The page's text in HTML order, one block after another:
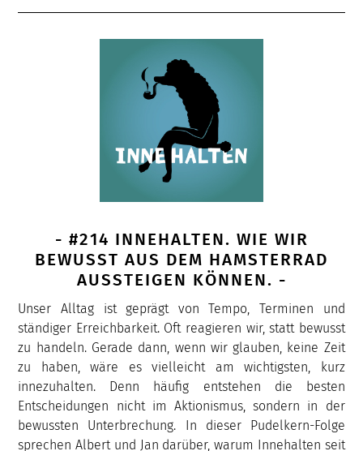
- #214 INNEHALTEN. WIE WIR
BEWUSST AUS DEM HAMSTERRAD
AUSSTEIGEN KÖNNEN. -
Unser Alltag ist geprägt von Tempo, Terminen und
ständiger Erreichbarkeit. Oft reagieren wir, statt bewusst
zu handeln. Gerade dann, wenn wir glauben, keine Zeit
zu haben, wäre es vielleicht am wichtigsten, kurz
innezuhalten. Denn häufig entstehen die besten
Entscheidungen nicht im Aktionismus, sondern in der
bewussten Unterbrechung. In dieser Pudelkern-Folge
sprechen Albert und Jan darüber, warum Innehalten seit